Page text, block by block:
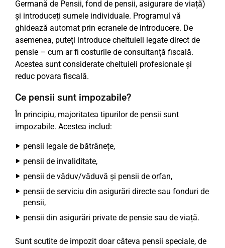
Germană de Pensii, fond de pensii, asigurare de viață)
și introduceți sumele individuale. Programul vă
ghidează automat prin ecranele de introducere. De
asemenea, puteți introduce cheltuieli legate direct de
pensie – cum ar fi costurile de consultanță fiscală.
Acestea sunt considerate cheltuieli profesionale și
reduc povara fiscală.
Ce pensii sunt impozabile?
În principiu, majoritatea tipurilor de pensii sunt
impozabile. Acestea includ:
pensii legale de bătrânețe,
pensii de invaliditate,
pensii de văduv/văduvă și pensii de orfan,
pensii de serviciu din asigurări directe sau fonduri de
pensii,
pensii din asigurări private de pensie sau de viață.
Sunt scutite de impozit doar câteva pensii speciale, de